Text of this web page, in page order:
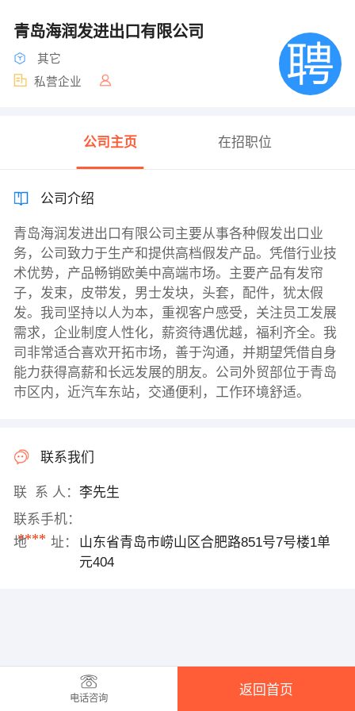
青岛海润发进出口有限公司
其它
私营企业
公司主页 在招职位
公司介绍
青岛海润发进出口有限公司主要从事各种假发出口业
务，公司致力于生产和提供高档假发产品。凭借行业技
术优势，产品畅销欧美中高端市场。主要产品有发帘
子，发束，皮带发，男士发块，头套，配件，犹太假
发。我司坚持以人为本，重视客户感受，关注员工发展
需求，企业制度人性化，薪资待遇优越，福利齐全。我
司非常适合喜欢开拓市场，善于沟通，并期望凭借自身
能力获得高薪和长远发展的朋友。公司外贸部位于青岛
市区内，近汽车东站，交通便利，工作环境舒适。
联系我们
联 系 人： 李先生
联系手机：
****
地 址：
山东省青岛市崂山区合肥路851号7号楼1单
元404
电话咨询
返回首页